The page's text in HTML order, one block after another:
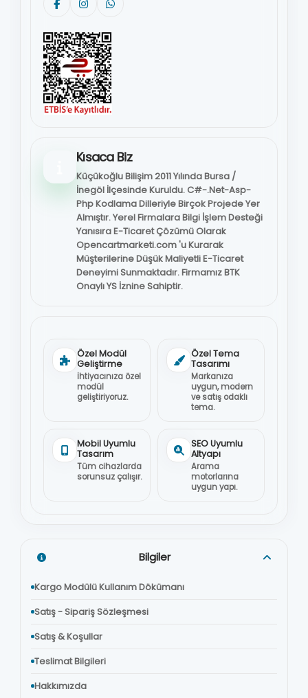
Özel Modül
Geliştirme
İhtiyacınıza özel
modül
geliştiriyoruz.
Özel Tema
Tasarımı
Markanıza
uygun, modern
ve satış odaklı
tema.
Mobil Uyumlu
Tasarım
Tüm cihazlarda
sorunsuz çalışır.
SEO Uyumlu
Altyapı
Arama
motorlarına
uygun yapı.
Kısaca Biz
Küçükoğlu Bilişim 2011 Yılında Bursa /
İnegöl İlçesinde Kuruldu. C#-.Net-Asp-
Php Kodlama Dilleriyle Birçok Projede Yer
Almıştır. Yerel Firmalara Bilgi İşlem Desteği
Yanısıra E-Ticaret Çözümü Olarak
Opencartmarketi.com 'u Kurarak
Müşterilerine Düşük Maliyetli E-Ticaret
Deneyimi Sunmaktadır. Firmamız BTK
Onaylı YS İznine Sahiptir.
Bilgiler
Kargo Modülü Kullanım Dökümanı
Satış - Sipariş Sözleşmesi
Satış & Koşullar
Teslimat Bilgileri
Hakkımızda